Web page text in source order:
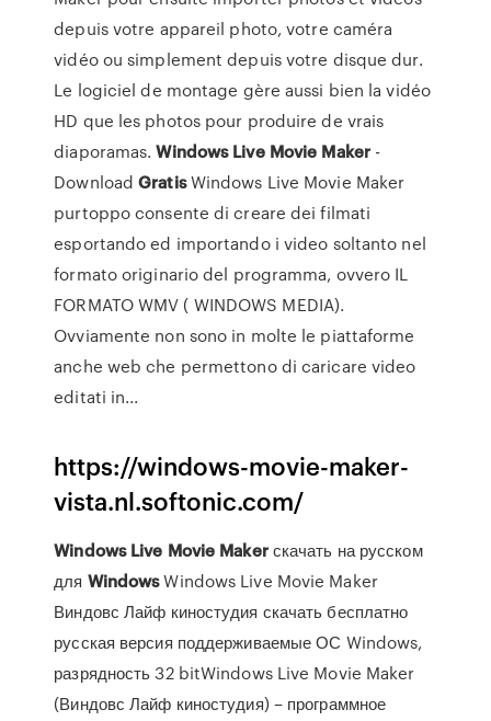
depuis votre appareil photo, votre caméra
vidéo ou simplement depuis votre disque dur.
Le logiciel de montage gère aussi bien la vidéo
HD que les photos pour produire de vrais
diaporamas.Windows Live Movie Maker-
DownloadGratisWindows Live Movie Maker
purtoppo consente di creare dei filmati
esportando ed importando i video soltanto nel
formato originario del programma, ovvero IL
FORMATO WMV ( WINDOWS MEDIA).
Ovviamente non sono in molte le piattaforme
anche web che permettono di caricare video
editati in...
https://windows-movie-maker-
vista.nl.softonic.com/
Windows Live Movie Makerскачать на русском
для WindowsWindows Live Movie Maker
Виндовс Лайф киностудия скачать бесплатно
русская версия поддерживаемые ОС Windows,
разрядность 32 bitWindows Live Movie Maker
(Виндовс Лайф киностудия) – программное